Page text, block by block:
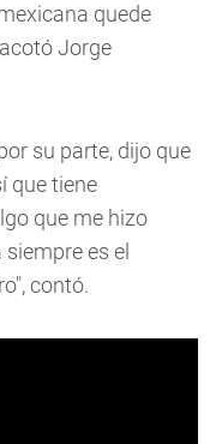
quede
Jorge
su parte, dijo que
que tiene
que me hizo
es el
contó.